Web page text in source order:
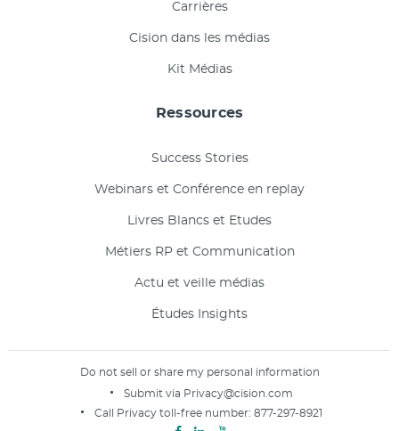
Carrières
Cision dans les médias
Kit Médias
Ressources
Success Stories
Webinars et Conférence en replay
Livres Blancs et Etudes
Métiers RP et Communication
Actu et veille médias
Études Insights
Do not sell or share my personal information
Submit via Privacy@cision.com
Call Privacy toll-free number: 877-297-8921